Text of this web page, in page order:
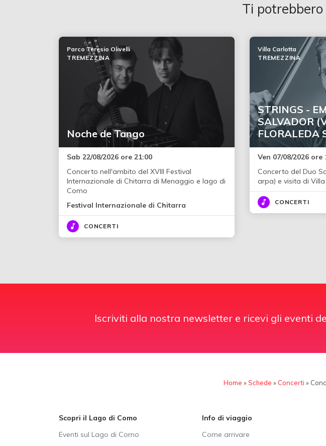
Ti
Noche de Tango
Parco Teresio Olivelli
TREMEZZINA
Sab 22/08/2026 ore 21:00
Concerto nell'ambito del XVIII Festival
Internazionale di Chitarra di Menaggio e lago di
Como
Festival Internazionale di Chitarra
CONCERTI
STRINGS -
SALVADOR
FLORALEDA
Villa Carlotta
TREMEZZINA
Ven 07/08/2026 ore
Concerto del Duo
arpa) e visita di
CONCERTI
Iscriviti alla nostra newsletter e ricevi gli eventi
Home »Schede » Concerti »
Scopri il Lago di Como
Eventi sul Lago di Como
Info di viaggio
Come arrivare